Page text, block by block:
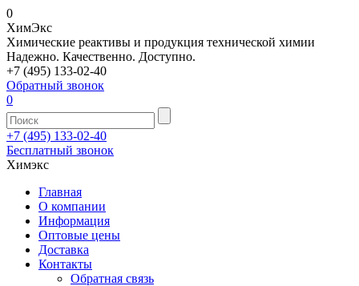
0
ХимЭкс
Химические реактивы и продукция технической химии
Надежно. Качественно. Доступно.
+7 (495) 133-02-40
Обратный звонок
0
+7 (495) 133-02-40
Бесплатный звонок
Химэкс
Главная
О компании
Информация
Оптовые цены
Доставка
Контакты
Обратная связь